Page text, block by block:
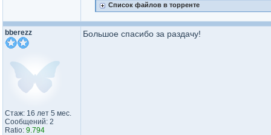
Список файлов в торренте
bberezz
Стаж: 16 лет 5 мес.
Сообщений: 2
Ratio: 9.794
Большое спасибо за раздачу!